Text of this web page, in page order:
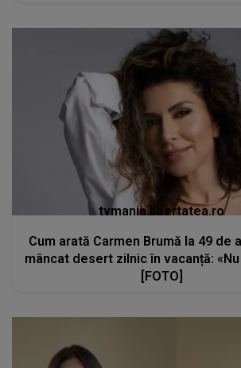
tvmania.libertatea.ro
Cum arată Carmen Brumă la 49 de
mâncat desert zilnic în vacanță:
[FOTO]